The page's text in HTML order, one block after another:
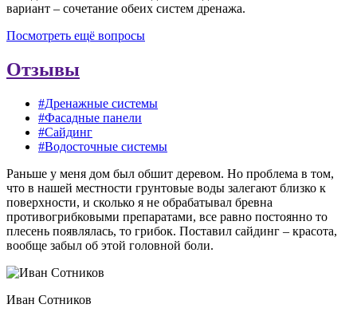
вариант – сочетание обеих систем дренажа.
Посмотреть ещё вопросы
Отзывы
#Дренажные системы
#Фасадные панели
#Сайдинг
#Водосточные системы
Раньше у меня дом был обшит деревом. Но проблема в том,
что в нашей местности грунтовые воды залегают близко к
поверхности, и сколько я не обрабатывал бревна
противогрибковыми препаратами, все равно постоянно то
плесень появлялась, то грибок. Поставил сайдинг – красота,
вообще забыл об этой головной боли.
Иван Сотников